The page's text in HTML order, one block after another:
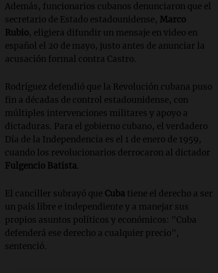
Además, funcionarios cubanos denunciaron que el
secretario de Estado estadounidense, Marco
Rubio, eligiera difundir un mensaje en video en
español el 20 de mayo, justo antes de anunciar la
acusación formal contra Castro.
Rodríguez defendió que la Revolución cubana puso
fin a décadas de control estadounidense, con
múltiples intervenciones militares y apoyo a
dictaduras. Para el gobierno cubano, el verdadero
Día de la Independencia es el 1 de enero de 1959,
cuando los revolucionarios derrocaron al dictador
Fulgencio Batista.
El canciller subrayó que Cuba tiene el derecho a ser
un país libre e independiente y a manejar sus
propios asuntos políticos y económicos: "Cuba
defenderá ese derecho a cualquier precio",
sentenció.